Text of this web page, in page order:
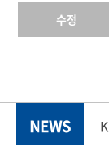
수정
NEWS